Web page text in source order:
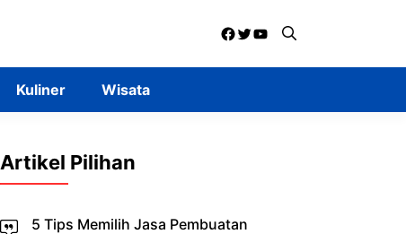
Facebook
Twitter
YouTube
Kuliner Wisata
Artikel Pilihan
5 Tips Memilih Jasa Pembuatan